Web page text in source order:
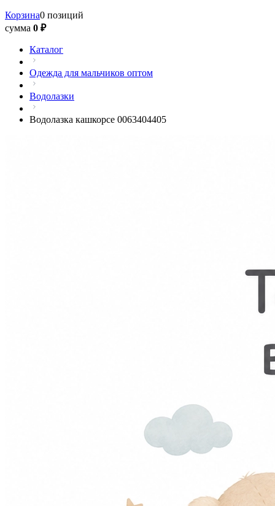
Корзина0 позиций
сумма 0 ₽
Каталог
Одежда для мальчиков оптом
Водолазки
Водолазка кашкорсе 0063404405